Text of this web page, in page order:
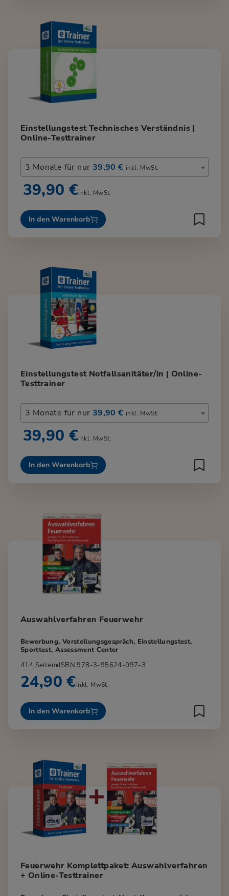
Einstellungstest Technisches Verständnis |
Online-Testtrainer
3 Monate für nur 39,90 € inkl. MwSt.
39,90 €inkl. MwSt.
In den Warenkorb
Einstellungstest Notfallsanitäter/in | Online-
Testtrainer
3 Monate für nur 39,90 € inkl. MwSt.
39,90 €inkl. MwSt.
In den Warenkorb
Auswahlverfahren Feuerwehr
Bewerbung, Vorstellungsgespräch, Einstellungstest,
Sporttest, Assessment Center
414 Seiten•ISBN 978-3-95624-097-3
24,90 €inkl. MwSt.
In den Warenkorb
Feuerwehr Komplettpaket: Auswahlverfahren
+ Online-Testtrainer